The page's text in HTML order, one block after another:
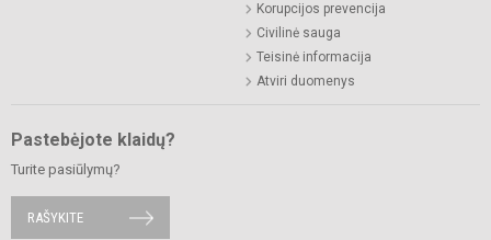
Korupcijos prevencija
Civilinė sauga
Teisinė informacija
Atviri duomenys
Pastebėjote klaidų?
Turite pasiūlymų?
RAŠYKITE